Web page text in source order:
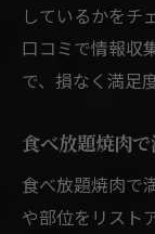
しているかをチ
口コミで情報収
で、損なく満足
食べ放題焼肉
食べ放題焼肉で
や部位をリスト